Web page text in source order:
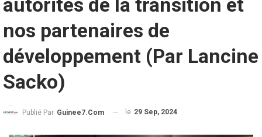
nos partenaires de
développement (Par Lancine
Sacko)
Publié Par Guinee7.com le 29 Sep, 2024